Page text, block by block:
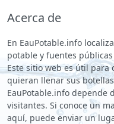
Acerca de
En EauPotable.info
potable y fuentes
Este sitio web es útil para
quieran llenar sus
EauPotable.info depende
visitantes. Si conoce un
aquí, puede enviar un